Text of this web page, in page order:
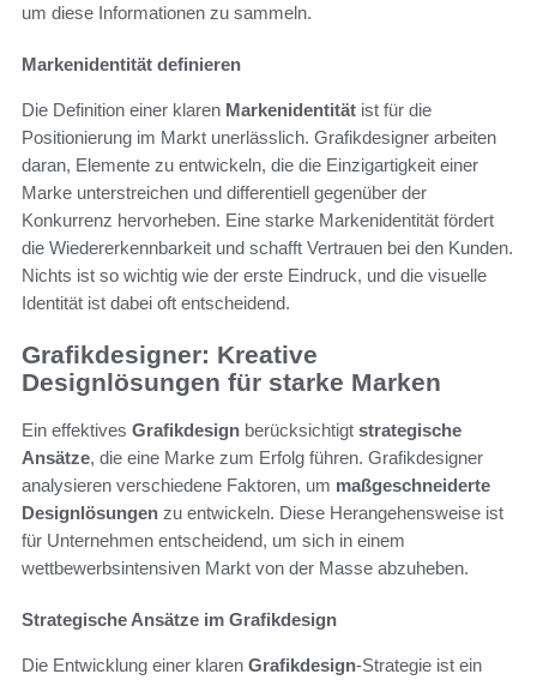
um diese Informationen zu sammeln.
Markenidentität definieren
Die Definition einer klaren Markenidentität ist für die
Positionierung im Markt unerlässlich. Grafikdesigner arbeiten
daran, Elemente zu entwickeln, die die Einzigartigkeit einer
Marke unterstreichen und differentiell gegenüber der
Konkurrenz hervorheben. Eine starke Markenidentität fördert
die Wiedererkennbarkeit und schafft Vertrauen bei den Kunden.
Nichts ist so wichtig wie der erste Eindruck, und die visuelle
Identität ist dabei oft entscheidend.
Grafikdesigner: Kreative
Designlösungen für starke Marken
Ein effektives Grafikdesign berücksichtigt strategische
Ansätze, die eine Marke zum Erfolg führen. Grafikdesigner
analysieren verschiedene Faktoren, um maßgeschneiderte
Designlösungen zu entwickeln. Diese Herangehensweise ist
für Unternehmen entscheidend, um sich in einem
wettbewerbsintensiven Markt von der Masse abzuheben.
Strategische Ansätze im Grafikdesign
Die Entwicklung einer klaren Grafikdesign-Strategie ist ein